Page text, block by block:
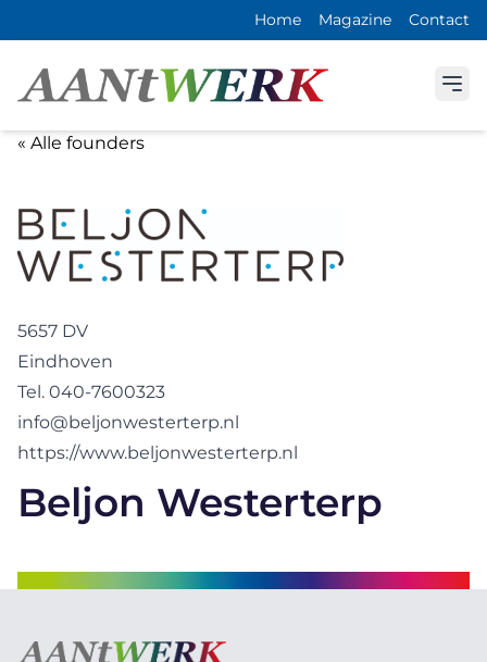
Home Magazine Contact
« Alle founders
5657 DV
Eindhoven
Tel. 040-7600323
info@beljonwesterterp.nl
https://www.beljonwesterterp.nl
Beljon Westerterp